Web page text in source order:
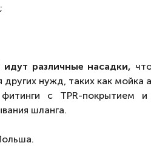
различные насадки,
других нужд, таких как
с TPR-покрытием
шланга.